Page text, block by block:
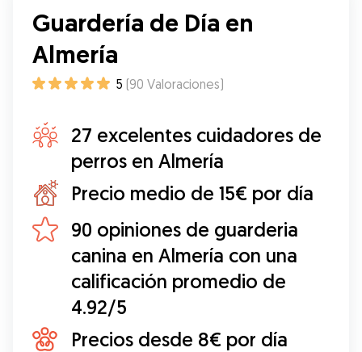
Guardería de Día en
Almería
5 (90 Valoraciones)
27 excelentes cuidadores de
perros en Almería
Precio medio de 15€ por día
90 opiniones de guarderia
canina en Almería con una
calificación promedio de
4.92/5
Precios desde 8€ por día